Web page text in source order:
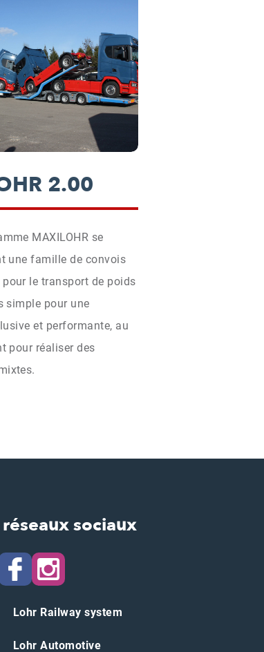
2.00
MAXILOHR se
une famille de convois
le transport de poids
simple pour une
et performante, au
pour réaliser des
sociaux
Lohr Railway system
Lohr Automotive